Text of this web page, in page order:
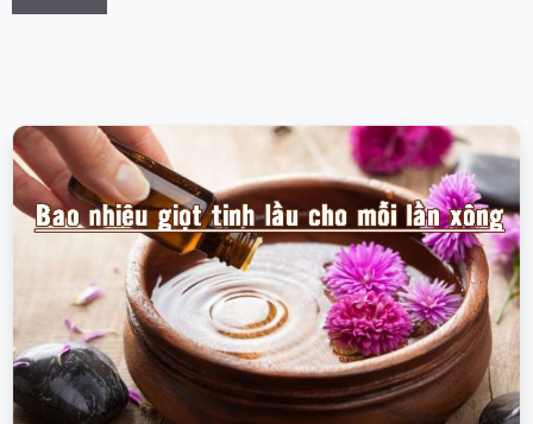
này
thể.
Các
tùy
chọn
thể
được
chọn
trên
trang